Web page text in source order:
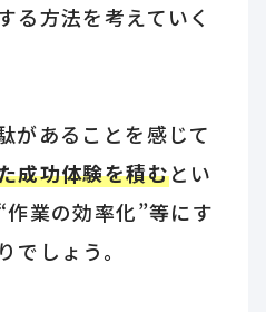
る方法を考えていく
があることを感じて
成功体験を積むとい
業の効率化”等にす
でしょう。